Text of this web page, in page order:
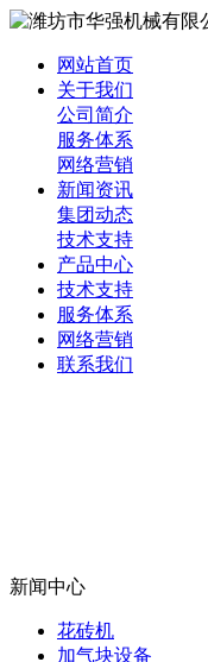
网站首页
关于我们
公司简介
服务体系
网络营销
新闻资讯
集团动态
技术支持
产品中心
技术支持
服务体系
网络营销
联系我们
新闻中心
花砖机
加气块设备